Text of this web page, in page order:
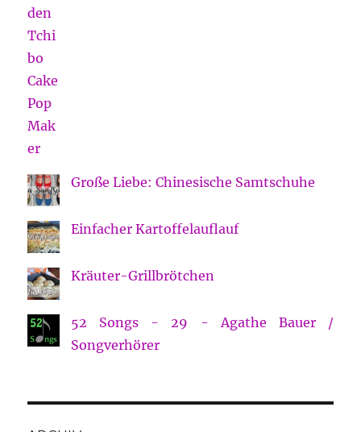
Große Liebe: Chinesische Samtschuhe
Einfacher Kartoffelauflauf
Kräuter-Grillbrötchen
52 Songs - 29 - Agathe Bauer /
Songverhörer